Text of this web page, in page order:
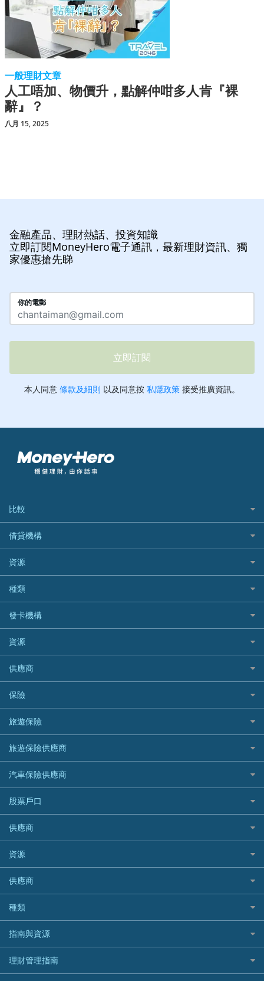
一般理財文章
人工唔加、物價升，點解仲咁多人肯『裸
辭』？
八月 15, 2025
金融產品、理財熱話、投資知識
立即訂閱MoneyHero電子通訊，最新理財資訊、獨
家優惠搶先睇
比較
私人貸款比較
稅季/稅務貸款
網上貸款
結餘轉戶(清卡數貸款)
銀行貸款
財務公司貸款
免入息貸款
免TU貸款
急借錢
緊急貸款比較
最佳小額貸款比較
易批必批貸款
24小時貸款
最佳循環貸款
借貸機構
BEA 東亞銀行
BOC 中國銀行
Cashing Pro 優尚信貸
CCB(Asia) 中國建設銀行 (亞洲)
Citibank 花旗銀行
CNCBI 信銀國際
CreFIT 維信
DBS 星展銀行
DSB 大新銀行
HSBC 滙豐銀行貸款
K Cash 貸款
Mox 銀行
National Resources 中潤物業按揭
OCBC 華僑銀行
PrimeCredit 安信信貸
Promise 邦民日本財務
Rabbit Credit月兔信貸
Standard Chartered 渣打銀行
UA 亞洲聯合財務
WeLab Bank
WeLend 貸款
資源
如何申請個人貸款
如何管理個人貸款
個人貸款有用資訊
清卡數貸款教學
循環貸款教學
個人化貸款產品推介 🔥全新
債務重組一覽
供樓利息扣稅
最佳貸款app
種類
網購優惠
精選外幣網購信用卡
尊尚信用卡
公司信用卡
電子錢包信用卡
日本遊信用卡攻略
韓國遊信用卡攻略
台灣遊信用卡攻略
機場貴賓室信用卡
銀聯信用卡
高獎賞信用卡推薦
酒店信用卡
發卡機構
Citibank花旗銀行
AE美國運通
DBS星展銀行
HSBC滙豐銀行
Mox
信銀國際
大新銀行
恒生銀行
Standard Chartered渣打銀行
東亞銀行
SIM
Airwallex信用卡
資源
Black Friday優惠
淘寶付款方式
一田購物優惠日
SOGO感謝祭
HKTVmall優惠碼
交稅優惠
酒店優惠碼
機票優惠碼
供應商
八達通自動增值信用卡
保險
旅遊保險
汽車保險
家居保險
家傭保險
寵物保險
定期人壽保險
危疾保險
年金資訊
樓宇火險
旅遊保險
日本旅遊保險及資訊
泰國旅遊保險及資訊
台灣旅遊保險及資訊
韓國旅遊保險及資訊
歐洲旅遊保險及資訊
越南旅遊保險及資訊
澳洲旅遊保險及資訊
長者嘆世界
家庭親子遊
自駕遊比較
相機有得保
專為孕婦設計的最佳旅遊保險
旅遊保險供應商
AXA 安盛
AIG 美亞
Allianz 安聯
Allied World 世聯
Avo
中國銀行
Bolttech 保特
Blue Cross 藍十字
中國平安
HSBC滙豐銀行
MSIG 三井住友
汽車保險供應商
大新汽車保險
中銀汽車保險
Allianz安聯汽車保險
bolttech保障汽車保險
Zurich蘇黎世汽車保險
QBE昆士蘭汽車保險
平安汽車保險
股票戶口
富途證券
IB盈透證券
老虎證券
uSMART 盈立證券
華盛証券
長橋證券
WeBull微牛證券
漲樂全球通｜華泰國際
OSL
供應商
富途牛牛好唔好？
Webull微牛證券好唔好？
Longbridge長橋證券好唔好？
老虎證券好唔好？
華盛証券好唔好？
漲樂全球通好唔好？
IB盈透證券好唔好？
盈立證券 uSMART 好唔好？
資源
股票戶口開戶
證券行邊間好？
港股5隻高息ETF精選
什麼是ETF？
香港30大高息股排行
黃金ETF懶人包
供應商
銀行戶口比較
尊尚銀行戶口
Citi Plus
中信銀行inMotion
Airwallex銀行
種類
定期存款
港元定存
人民幣定存
指南與資源
理財資訊
識慳識賺
理財管理指南